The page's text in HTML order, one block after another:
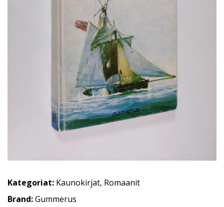
Kategoriat: Kaunokirjat, Romaanit
Brand:Gummerus